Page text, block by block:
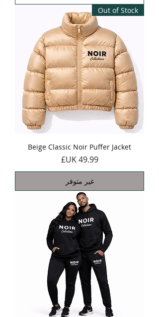
Out of Stock
Beige Classic Noir Puffer Jacket
السعر‏49.99 UK£
غير متوفر